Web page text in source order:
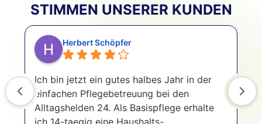
STIMMEN UNSERER KUNDEN
Herbert Schöpfer
Ich bin jetzt ein gutes halbes Jahr in der
einfachen Pflegebetreuung bei den
Alltagshelden 24. Als Basispflege erhalte
ich 14-taegig eine Haushalts-